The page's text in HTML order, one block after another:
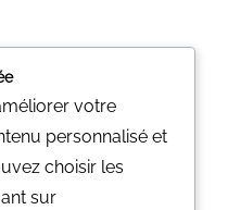
mail
votre
personnalisé et
choisir les
sur